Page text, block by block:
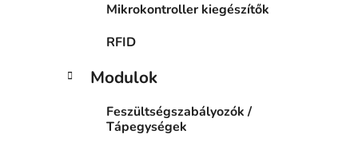
Mikrokontroller kiegészítők
RFID
Modulok
Feszültségszabályozók /
Tápegységek